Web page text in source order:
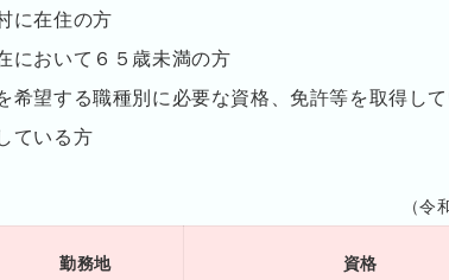
に在住の方
において６５歳未満の方
希望する職種別に必要な資格、免許等を取得し
ている方
（令
勤務地 資格